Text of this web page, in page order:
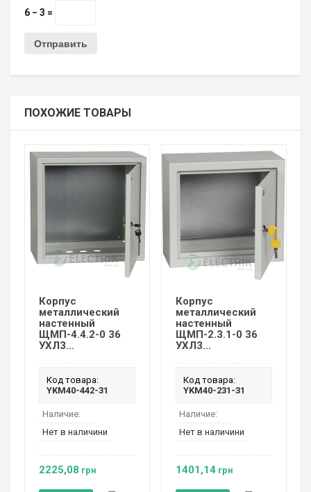
6 − 3 =
ПОХОЖИЕ ТОВАРЫ
Корпус
металлический
настенный
ЩМП-4.4.2-0 36
УХЛ3...
Код товара:
YKM40-442-31
Наличие:
Нет в наличини
2225,08 грн
Корпус
металлический
настенный
ЩМП-2.3.1-0 36
УХЛ3...
Код товара:
YKM40-231-31
Наличие:
Нет в наличини
1401,14грн